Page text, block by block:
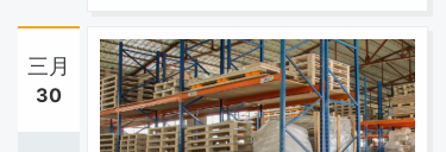
弃物超30%。此次荣誉标志着晟泰包装
在可持续发展领域的地位，也为东北地
区包装行业绿色转型树立了标杆。
三月
30